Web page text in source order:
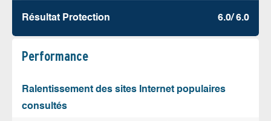
Résultat Protection 6.0/ 6.0
Performance
Ralentissement des sites Internet populaires
consultés